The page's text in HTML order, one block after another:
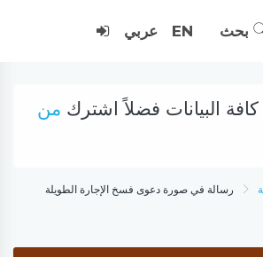
بحث EN عربي
البيانات فضلاً اشترك من
رسالة في صورة دعوى فسخ الإجارة الطويلة